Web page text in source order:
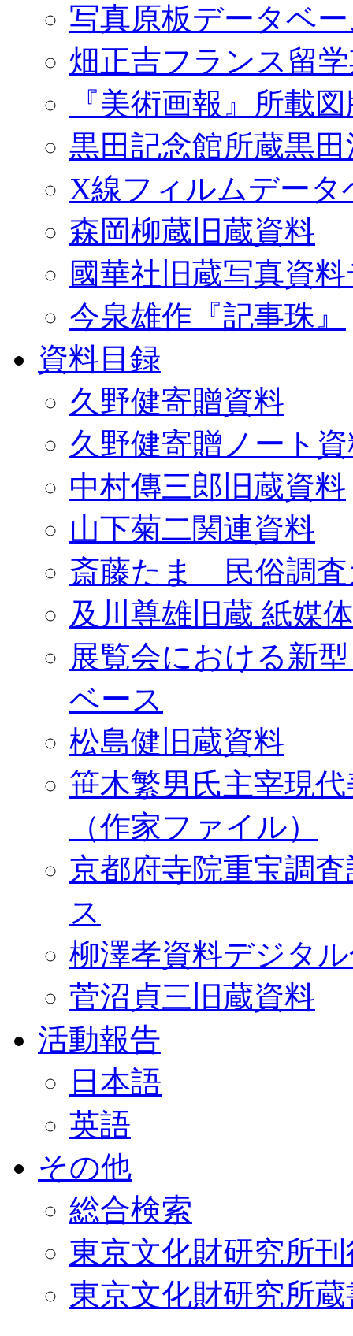
写真原板データベ
畑正吉フランス留
『美術画報』所載
黒田記念館所蔵黒
X線フィルムデータ
森岡柳蔵旧蔵資料
國華社旧蔵写真資
今泉雄作『記事珠』
資料目録
久野健寄贈資料
久野健寄贈ノート
中村傳三郎旧蔵資料
山下菊二関連資料
斎藤たま 民俗調査
及川尊雄旧蔵 紙媒
展覧会における新
ベース
松島健旧蔵資料
笹木繁男氏主宰現
（作家ファイル）
京都府寺院重宝調
ス
柳澤孝資料デジタ
菅沼貞三旧蔵資料
活動報告
日本語
英語
その他
総合検索
東京文化財研究所
東京文化財研究所